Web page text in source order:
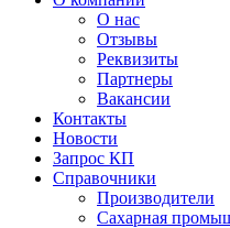
О нас
Отзывы
Реквизиты
Партнеры
Вакансии
Контакты
Новости
Запрос КП
Справочники
Производители
Сахарная